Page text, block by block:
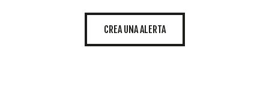
CREA UNA ALERTA